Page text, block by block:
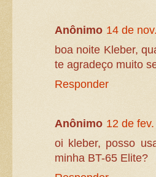
Anônimo 14 de
boa noite Kleber,
te agradeço muito
Responder
Anônimo 12 de
oi kleber, posso
minha BT-65 Elite?